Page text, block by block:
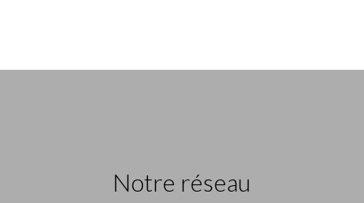
Notre réseau